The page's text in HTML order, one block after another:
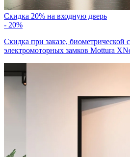
Скидка 20% на входную дверь
- 20%
Скидка при заказе, биометрической
электромоторных замков Mottura